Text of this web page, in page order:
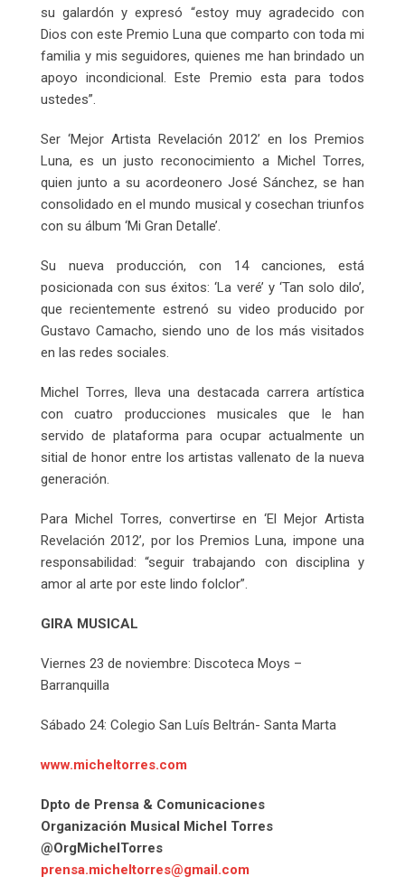
su galardón y expresó “estoy muy agradecido con
Dios con este Premio Luna que comparto con toda mi
familia y mis seguidores, quienes me han brindado un
apoyo incondicional. Este Premio esta para todos
ustedes”.
Ser ‘Mejor Artista Revelación 2012’ en los Premios
Luna, es un justo reconocimiento a Michel Torres,
quien junto a su acordeonero José Sánchez, se han
consolidado en el mundo musical y cosechan triunfos
con su álbum ‘Mi Gran Detalle’.
Su nueva producción, con 14 canciones, está
posicionada con sus éxitos: ‘La veré’ y ‘Tan solo dilo’,
que recientemente estrenó su video producido por
Gustavo Camacho, siendo uno de los más visitados
en las redes sociales.
Michel Torres, lleva una destacada carrera artística
con cuatro producciones musicales que le han
servido de plataforma para ocupar actualmente un
sitial de honor entre los artistas vallenato de la nueva
generación.
Para Michel Torres, convertirse en ‘El Mejor Artista
Revelación 2012’, por los Premios Luna, impone una
responsabilidad: “seguir trabajando con disciplina y
amor al arte por este lindo folclor”.
GIRA MUSICAL
Viernes 23 de noviembre: Discoteca Moys –
Barranquilla
Sábado 24: Colegio San Luís Beltrán- Santa Marta
www.micheltorres.com
Dpto de Prensa & Comunicaciones
Organización Musical Michel Torres
@OrgMichelTorres
prensa.micheltorres@gmail.com